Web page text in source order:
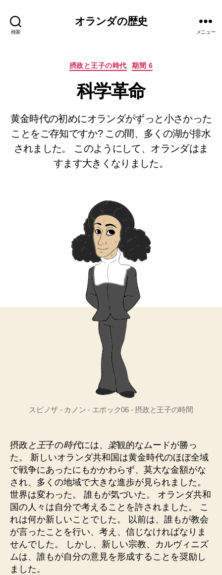
検索
オランダの歴史
メニュー
カ
ゴ
リ
摂政と王子の時代 期間 6
科学革命
黄金時代の初めにオランダがずっと小さかった
ことをご存知ですか? この間、多くの湖が排水
されました。 このようにして、オランダはま
すます大きくなりました。
スピノザ - カノン - エポック06 - 摂政と王子の時間
摂政 と王子の時代には、楽観的なムードが勝っ
た。 新しいオランダ共和国は黄金時代のほぼ全域
で戦争にあったにもかかわらず、莫大な金額がな
され、多くの地域で大きな進歩が見られました。
世界は変わった。 誰もが気づいた。 オランダ共和
国の人々は自分で考えることを許されました。 こ
れは何か新しいことでした。 以前は、誰もが教会
が言ったことを行い、考え、信じなければなりま
せんでした。 しかし、新しい宗教、カルヴィニズ
ムは、誰もが自分の意見を形成することを奨励し
ました。